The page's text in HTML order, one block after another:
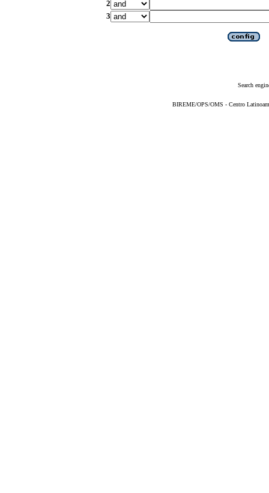
2
3
Search
BIREME/OPS/OMS - Centro